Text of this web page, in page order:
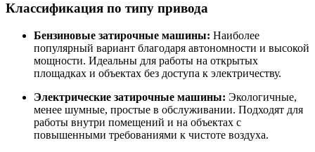
Классификация по типу привода
Бензиновые затирочные машины: Наиболее
популярный вариант благодаря автономности и высокой
мощности. Идеальны для работы на открытых
площадках и объектах без доступа к электричеству.
Электрические затирочные машины: Экологичные,
менее шумные, простые в обслуживании. Подходят для
работы внутри помещений и на объектах с
повышенными требованиями к чистоте воздуха.